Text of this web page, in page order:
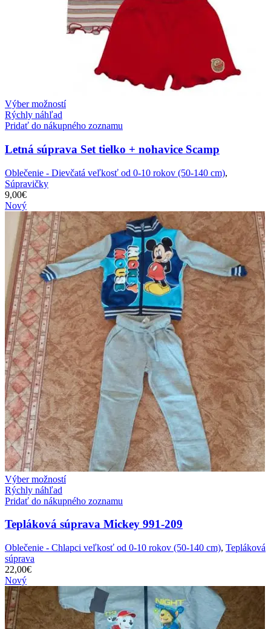
Výber možností
Rýchly náhľad
Pridať do nákupného zoznamu
Letná súprava Set tielko + nohavice Scamp
Oblečenie - Dievčatá veľkosť od 0-10 rokov (50-140 cm),
Súpravičky
9,00€
Nový
Výber možností
Rýchly náhľad
Pridať do nákupného zoznamu
Tepláková súprava Mickey 991-209
Oblečenie - Chlapci veľkosť od 0-10 rokov (50-140 cm), Tepláková
súprava
22,00€
Nový